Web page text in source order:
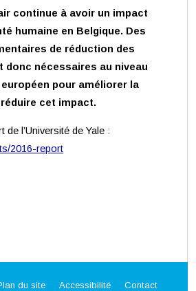
continue à avoir un impact
humaine en Belgique. Des
de réduction des
donc nécessaires au niveau
pour améliorer la
cet impact.
de l’Université de Yale :
2016-report
du site Accessibilité Contact